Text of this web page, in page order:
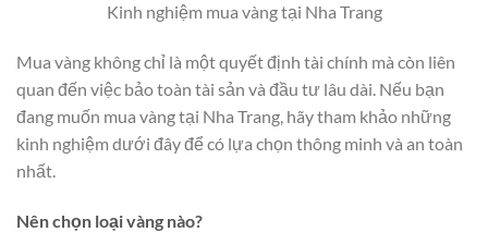
Kinh nghiệm mua vàng tại Nha Trang
Mua vàng không chỉ là một quyết định tài chính mà còn liên
quan đến việc bảo toàn tài sản và đầu tư lâu dài. Nếu bạn
đang muốn mua vàng tại Nha Trang, hãy tham khảo những
kinh nghiệm dưới đây để có lựa chọn thông minh và an toàn
nhất.
Nên chọn loại vàng nào?